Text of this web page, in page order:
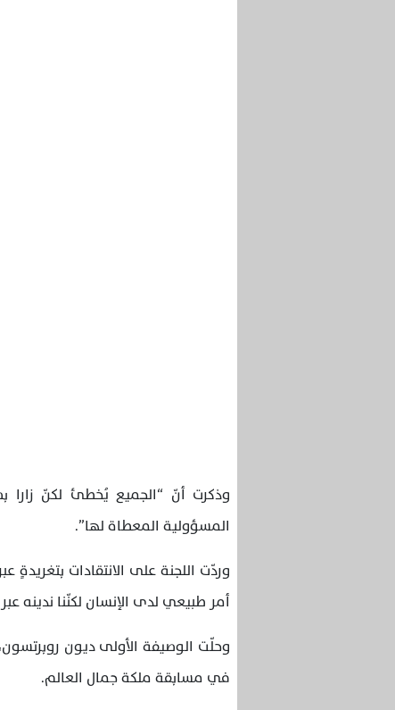
وذكرت أنّ “الجميع يُخطئ لكنّ زارا
المسؤولية المعطاة لها”.
وردّت اللجنة على الانتقادات
أمر طبيعي لدى الإنسان لكنّنا ندينه
وحلّت الوصيفة الأولى ديون
في مسابقة ملكة جمال العالم.